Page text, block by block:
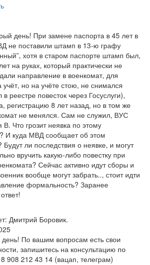
день! При замене паспорта в 45 лет в
не поставили штамп в 13-ю графу
хотя в старом паспорте штамп был,
на руках, который практически не
направление в военкомат, для
учёт, но на учёте стою, не снимался
реестре повесток через Госуслуги),
регистрацию 8 лет назад, но в том же
не менялся. Сам не служил, ВУС
В. Что грозит неявка по этому
И куда МВД сообщает об этом
Будут ли последствия о неявке, и могут
вручить какую-либо повестку при
Сейчас активно идут сборы и
вообще могут забрать.., стоит идти
формальность? Заранее
Дмитрий Боровик.
По вашим вопросам есть свои
запишитесь на консультацию по
908 212 43 14 (вацап, телеграм)